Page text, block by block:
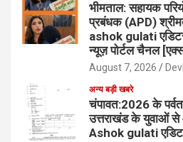
भीमताल: सहायक
प्रबंधक (APD)
ashok gulati एडिटर
न्यूज़ पोर्टल चैनल
August 7, 2026
अन्य बड़ी खबरे
चंपावत:2026 के
उत्तराखंड के युवाओं
Ashok gulati